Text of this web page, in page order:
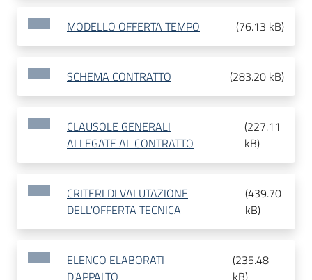
MODELLO OFFERTA TEMPO (76.13 kB)
SCHEMA CONTRATTO (283.20 kB)
CLAUSOLE GENERALI
ALLEGATE AL CONTRATTO
(227.11
kB)
CRITERI DI VALUTAZIONE
DELL'OFFERTA TECNICA
(439.70
kB)
ELENCO ELABORATI
D'APPALTO
(235.48
kB)